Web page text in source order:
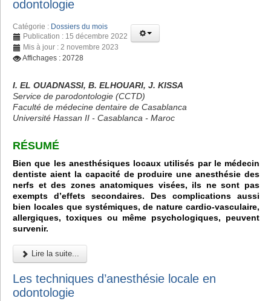
odontologie
Catégorie : Dossiers du mois
Publication : 15 décembre 2022
Mis à jour : 2 novembre 2023
Affichages : 20728
I. EL OUADNASSI, B. ELHOUARI, J. KISSA
Service de parodontologie (CCTD)
Faculté de médecine dentaire de Casablanca
Université Hassan II - Casablanca - Maroc
RÉSUMÉ
Bien que les anesthésiques locaux utilisés par le médecin
dentiste aient la capacité de produire une anesthésie des
nerfs et des zones anatomiques visées, ils ne sont pas
exempts d’effets secondaires. Des complications aussi
bien locales que systémiques, de nature cardio-vasculaire,
allergiques, toxiques ou même psychologiques, peuvent
survenir.
Lire la suite...
Les techniques d’anesthésie locale en
odontologie